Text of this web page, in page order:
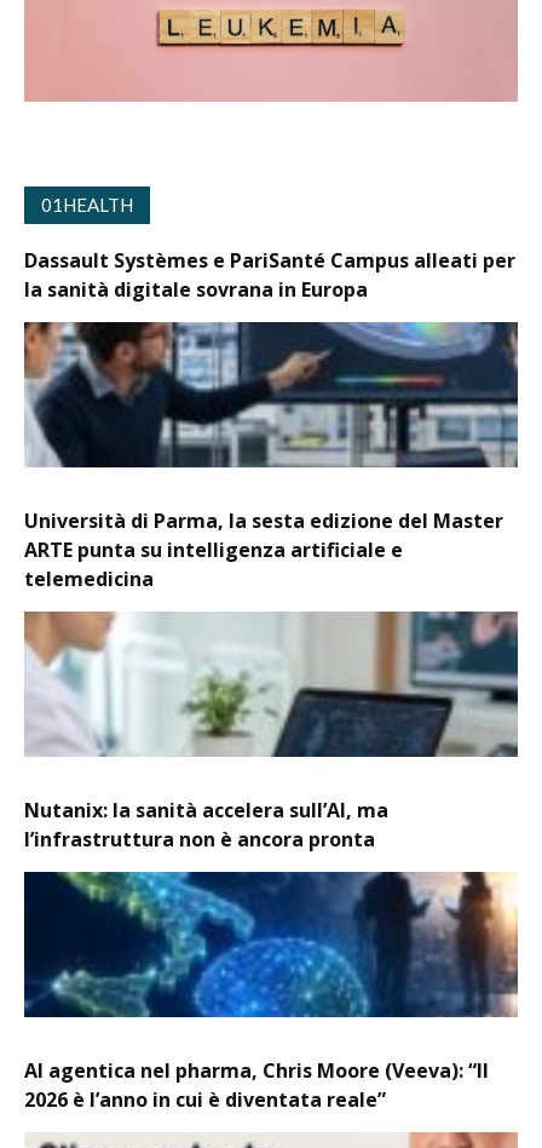
01HEALTH
Dassault Systèmes e PariSanté Campus alleati per
la sanità digitale sovrana in Europa
Università di Parma, la sesta edizione del Master
ARTE punta su intelligenza artificiale e
telemedicina
Nutanix: la sanità accelera sull’AI, ma
l’infrastruttura non è ancora pronta
AI agentica nel pharma, Chris Moore (Veeva): “Il
2026 è l’anno in cui è diventata reale”